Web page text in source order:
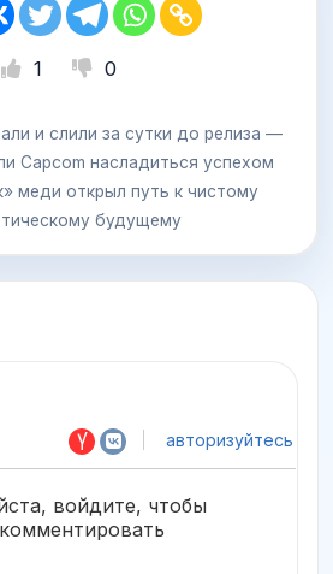
1 0
и слили за сутки до релиза —
Capcom насладиться успехом
меди открыл путь к чистому
будущему
авторизуйтесь
войдите, чтобы